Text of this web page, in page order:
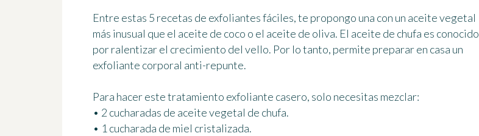
Entre estas 5 recetas de exfoliantes fáciles, te propongo una con un aceite vegetal
más inusual que el aceite de coco o el aceite de oliva. El aceite de chufa es conocido
por ralentizar el crecimiento del vello. Por lo tanto, permite preparar en casa un
exfoliante corporal anti-repunte.
Para hacer este tratamiento exfoliante casero, solo necesitas mezclar:
• 2 cucharadas de aceite vegetal de chufa.
• 1 cucharada de miel cristalizada.